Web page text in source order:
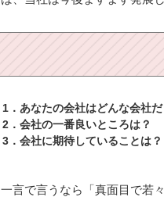
1．あなたの会社はどんな会社だ
2．会社の一番良いところは？
3．会社に期待していることは？
一言で言うなら「真面目で若